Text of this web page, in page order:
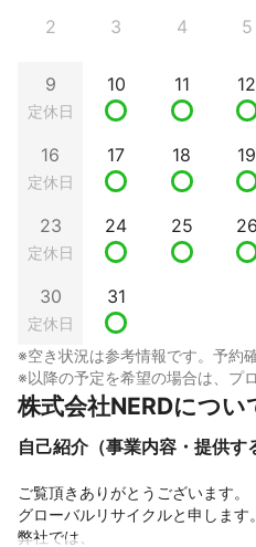
2 3 4 5
9
定休日
10 11 12
16
定休日
17 18 19
23
定休日
24 25 26
30
定休日
31
※空き状況は参考情報です。予約
※以降の予定を希望の場合は、プ
株式会社NERDについ
自己紹介（事業内容・提供す
ご覧頂きありがとうございます。
グローバルリサイクルと申します。
弊社では、